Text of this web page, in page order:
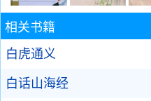
相关书籍
白虎通义
白话山海经